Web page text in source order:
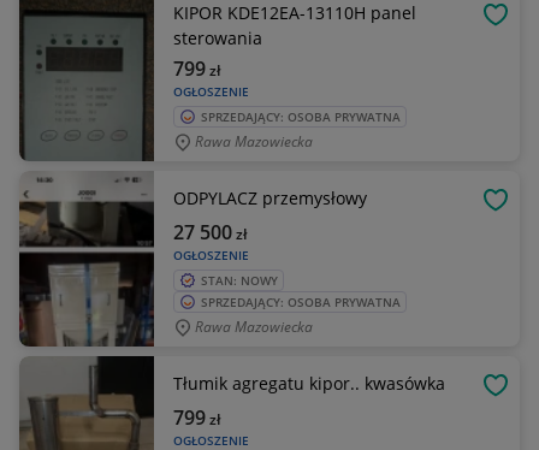
KIPOR KDE12EA-13110H panel
sterowania
OGŁOSZENIE
799zł
SPRZEDAJĄCY: OSOBA PRYWATNA
Rawa Mazowiecka
ODPYLACZ przemysłowy
OGŁOSZENIE
27 500zł
STAN: NOWY
SPRZEDAJĄCY: OSOBA PRYWATNA
Rawa Mazowiecka
Tłumik agregatu kipor.. kwasówka
OGŁOSZENIE
799zł